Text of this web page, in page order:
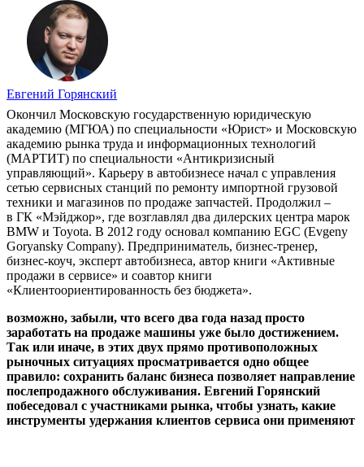
Евгений Горянский
Окончил Московскую государственную юридическую
академию (МГЮА) по специальности «Юрист» и Московскую
академию рынка труда и информационных технологий
(МАРТИТ) по специальности «Антикризисный
управляющий». Карьеру в автобизнесе начал с управления
сетью сервисных станций по ремонту импортной грузовой
техники и магазинов по продаже запчастей. Продолжил –
в ГК «Мэйджор», где возглавлял два дилерских центра марок
BMW и Toyota. В 2012 году основал компанию EGC (Evgeny
Goryansky Company). Предприниматель, бизнес-тренер,
бизнес-коуч, эксперт автобизнеса, автор книги «Активные
продажи в сервисе» и соавтор книги
«Клиентоориентированность без бюджета».
возможно, забыли, что всего два года назад просто
заработать на продаже машины уже было достижением.
Так или иначе, в этих двух прямо противоположных
рыночных ситуациях просматривается одно общее
правило: сохранить баланс бизнеса позволяет направление
послепродажного обслуживания. Евгений Горянский
побеседовал с участниками рынка, чтобы узнать, какие
инструменты удержания клиентов сервиса они применяют